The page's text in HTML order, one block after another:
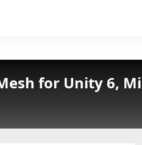
for Unity 6,